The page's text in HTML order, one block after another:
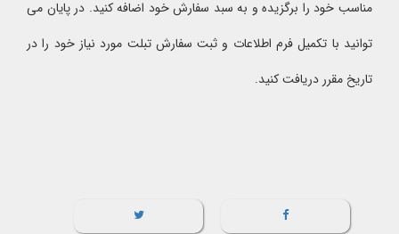
مناسب خود را برگزیده و به سبد سفارش خود اضافه کنید. در پایان می
توانید با تکمیل فرم اطلاعات و ثبت سفارش تبلت مورد نیاز خود را در
تاریخ مقرر دریافت کنید.